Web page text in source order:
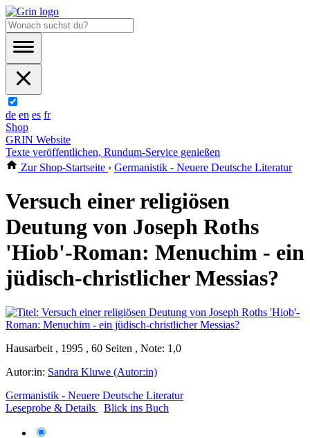
de en es fr
Shop
GRIN Website
Texte veröffentlichen, Rundum-Service genießen
Zur Shop-Startseite › Germanistik - Neuere Deutsche Literatur
Versuch einer religiösen
Deutung von Joseph Roths
'Hiob'-Roman: Menuchim - ein
jüdisch-christlicher Messias?
Hausarbeit , 1995 , 60 Seiten , Note: 1,0
Autor:in: Sandra Kluwe (Autor:in)
Germanistik - Neuere Deutsche Literatur
Leseprobe & Details
Blick ins Buch